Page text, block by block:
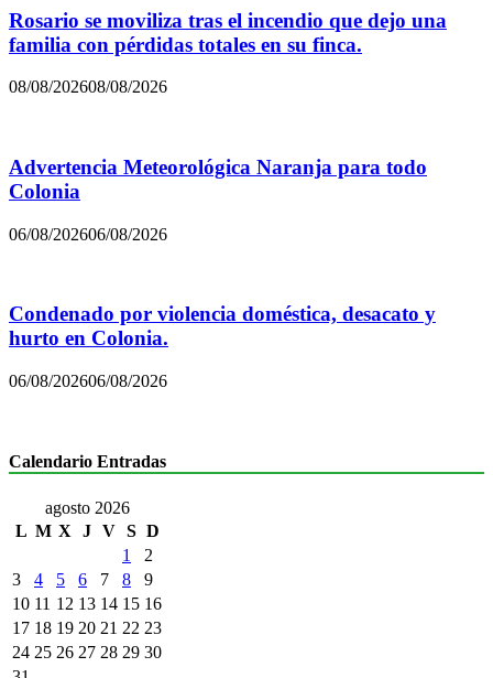
Rosario se moviliza tras el incendio que dejo una
familia con pérdidas totales en su finca.
08/08/202608/08/2026
Advertencia Meteorológica Naranja para todo
Colonia
06/08/202606/08/2026
Condenado por violencia doméstica, desacato y
hurto en Colonia.
06/08/202606/08/2026
Calendario Entradas
agosto 2026
L M X J V S D
1
2
3
4 5 6 7 8
9
10 11 12 13 14 15 16
17 18 19 20 21 22 23
24 25 26 27 28 29 30